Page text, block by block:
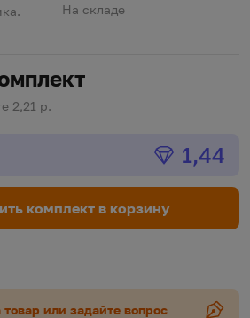
На складе
2,21 р.
Бонус
1,44
комплект в корзину
или задайте вопрос